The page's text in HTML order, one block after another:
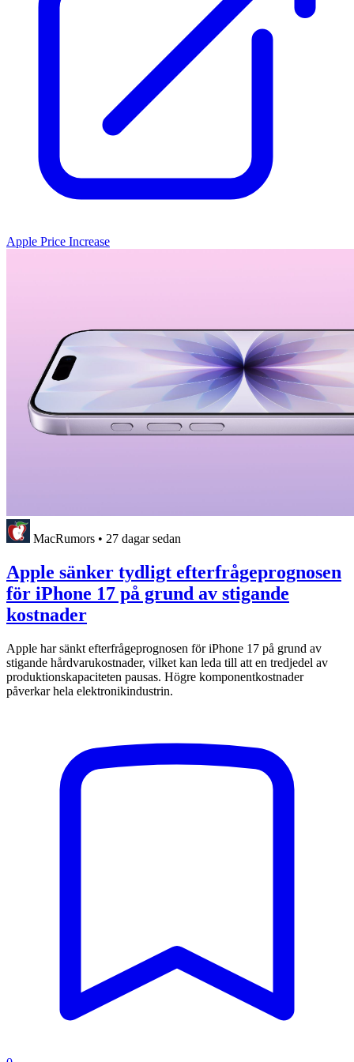
Apple Price Increase
MacRumors • 27 dagar sedan
Apple sänker tydligt efterfrågeprognosen
för iPhone 17 på grund av stigande
kostnader
Apple har sänkt efterfrågeprognosen för iPhone 17 på grund av
stigande hårdvarukostnader, vilket kan leda till att en tredjedel av
produktionskapaciteten pausas. Högre komponentkostnader
påverkar hela elektronikindustrin.